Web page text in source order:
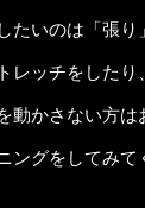
たいのは「張り
レッチをしたり
動かさない方
ングをしてみて